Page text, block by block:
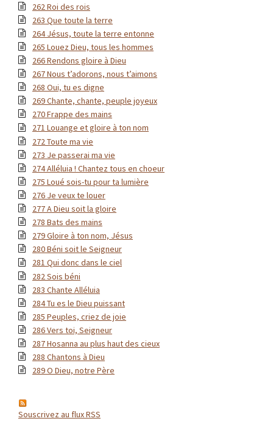
262 Roi des rois
263 Que toute la terre
264 Jésus, toute la terre entonne
265 Louez Dieu, tous les hommes
266 Rendons gloire à Dieu
267 Nous t’adorons, nous t’aimons
268 Oui, tu es digne
269 Chante, chante, peuple joyeux
270 Frappe des mains
271 Louange et gloire à ton nom
272 Toute ma vie
273 Je passerai ma vie
274 Alléluia ! Chantez tous en choeur
275 Loué sois-tu pour ta lumière
276 Je veux te louer
277 A Dieu soit la gloire
278 Bats des mains
279 Gloire à ton nom, Jésus
280 Béni soit le Seigneur
281 Qui donc dans le ciel
282 Sois béni
283 Chante Alléluia
284 Tu es le Dieu puissant
285 Peuples, criez de joie
286 Vers toi, Seigneur
287 Hosanna au plus haut des cieux
288 Chantons à Dieu
289 O Dieu, notre Père
Souscrivez au flux RSS